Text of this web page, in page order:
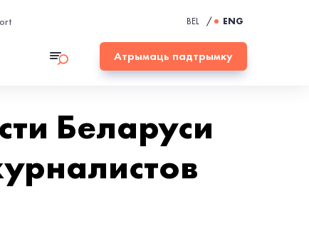
BEL / ENG
Атрымаць падтрымку
Беларуси